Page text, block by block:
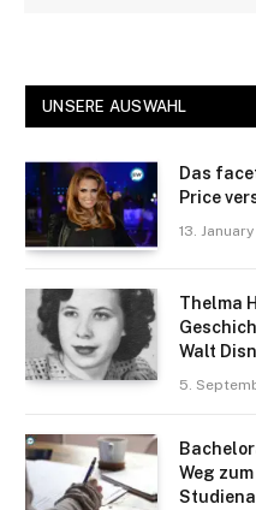
UNSERE AUSWAHL
Das
Price
13.
Thelma
Walt
5.
Weg